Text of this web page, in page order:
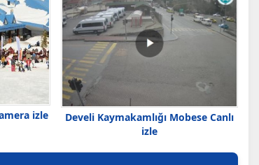
izle
Develi Kaymakamlığı Mobese Canlı
izle